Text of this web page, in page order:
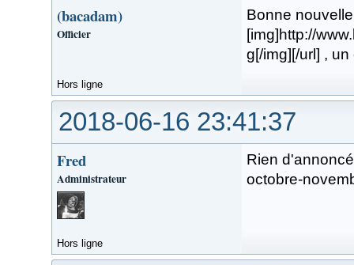
(bacadam)
Officier
Bonne
[img]http://
g[/img][/url] ,
Hors ligne
2018-06-16 23:41:37
Fred
Administrateur
Rien
octobre-
Hors ligne